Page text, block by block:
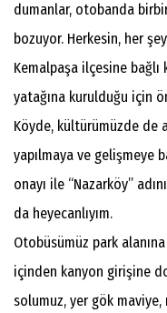
dumanlar, otobanda
bozuyor. Herkesin, her
Kemalpaşa ilçesine
yatağına kurulduğu için
Köyde, kültürümüzde de
yapılmaya ve gelişmeye
onayı ile “Nazarköy”
da heyecanlıyım.
Otobüsümüz park alanına
içinden kanyon girişine
solumuz, yer gök maviye,